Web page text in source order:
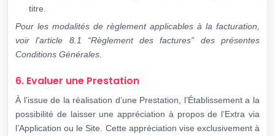
titre.
Pour les modalités de règlement applicables à la facturation,
voir l'article 8.1 “Règlement des
factures” des présentes
Conditions Générales.
6. Evaluer une Prestation
À l’issue de la réalisation d’une Prestation, l’Établissement a la
possibilité de laisser une appréciation à propos de l’Extra via
l’Application ou le Site. Cette appréciation vise exclusivement à